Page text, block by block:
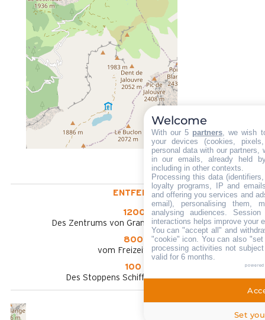
ENTFERNT :
1200m
Des Zentrums von Grand-Bornand Chinaillon
800 m
vom Freizeitpark aus
100 m
Des Stoppens Schiffchen im Sommer
Welcome
With our 5 partners , we wish
your devices (cookies,
personal data with our partners,
in our emails, already held
including in other contexts.
Processing this data
loyalty programs, IP and
and offering you services and
email), personalising them,
analysing audiences.
interactions helps improve your
You can "accept all" and
"cookie" icon . You can also
processing activities not
valid for 6 months.
Set